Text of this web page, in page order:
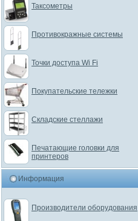
Таксометры
Противокражные системы
Точки доступа Wi Fi
Покупательские тележки
Складские стеллажи
Печатающие головки для
принтеров
Информация
Производители оборудования